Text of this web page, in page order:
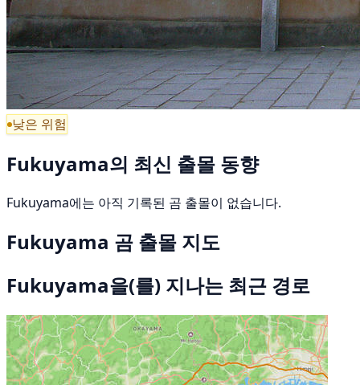
낮은 위험
Fukuyama의 최신 출몰 동향
Fukuyama에는 아직 기록된 곰 출몰이 없습니다.
Fukuyama 곰 출몰 지도
Fukuyama을(를) 지나는 최근 경로